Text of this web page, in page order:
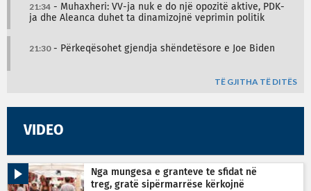
21:34 - Muhaxheri: VV-ja nuk e do një opozitë aktive, PDK-
ja dhe Aleanca duhet ta dinamizojnë veprimin politik
21:30- Përkeqësohet gjendja shëndetësore e Joe Biden
TË GJITHA TË DITËS
VIDEO
Nga mungesa e granteve te sfidat në
treg, gratë sipërmarrëse kërkojnë